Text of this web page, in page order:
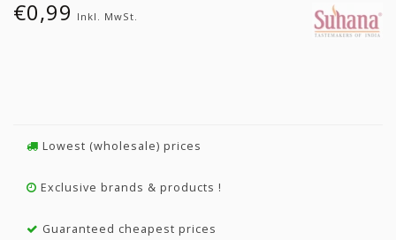
€0,99 Inkl. MwSt.
Lowest (wholesale) prices
Exclusive brands & products !
Guaranteed cheapest prices